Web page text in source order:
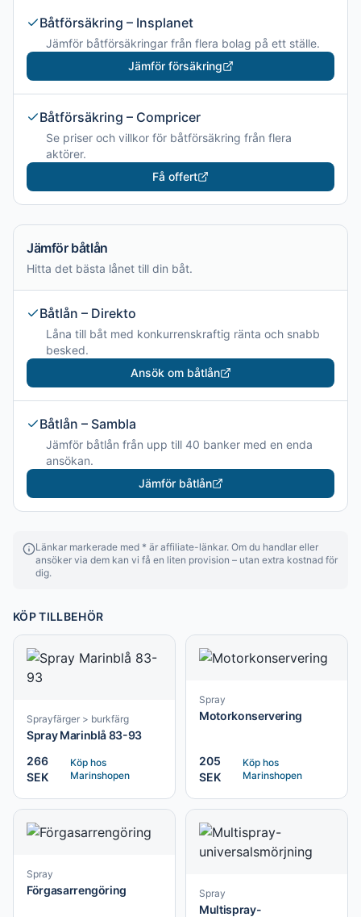
Båtförsäkring – Insplanet
Jämför båtförsäkringar från flera bolag på ett ställe.
Jämför försäkring
Båtförsäkring – Compricer
Se priser och villkor för båtförsäkring från flera
aktörer.
Få offert
Jämför båtlån
Hitta det bästa lånet till din båt.
Båtlån – Direkto
Låna till båt med konkurrenskraftig ränta och snabb
besked.
Ansök om båtlån
Båtlån – Sambla
Jämför båtlån från upp till 40 banker med en enda
ansökan.
Jämför båtlån
Länkar markerade med * är affiliate-länkar. Om du handlar eller
ansöker via dem kan vi få en liten provision – utan extra kostnad för
dig.
KÖP TILLBEHÖR
Sprayfärger > burkfärg
Spray Marinblå 83-93
266
SEK
Köp hos
Marinshopen
Spray
Motorkonservering
205
SEK
Köp hos
Marinshopen
Spray
Förgasarrengöring Spray
Multispray-